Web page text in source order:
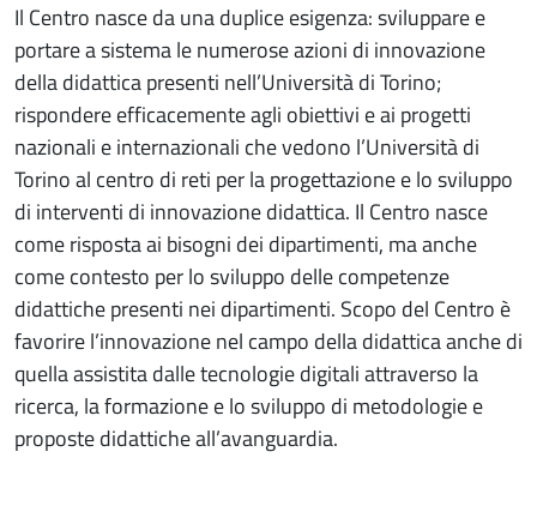
Il Centro nasce da una duplice esigenza: sviluppare e
portare a sistema le numerose azioni di innovazione
della didattica presenti nell’Università di Torino;
rispondere efficacemente agli obiettivi e ai progetti
nazionali e internazionali che vedono l’Università di
Torino al centro di reti per la progettazione e lo sviluppo
di interventi di innovazione didattica. Il Centro nasce
come risposta ai bisogni dei dipartimenti, ma anche
come contesto per lo sviluppo delle competenze
didattiche presenti nei dipartimenti. Scopo del Centro è
favorire l’innovazione nel campo della didattica anche di
quella assistita dalle tecnologie digitali attraverso la
ricerca, la formazione e lo sviluppo di metodologie e
proposte didattiche all’avanguardia.